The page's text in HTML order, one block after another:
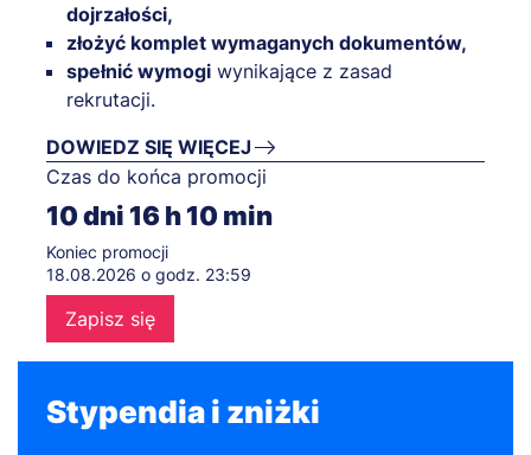
dojrzałości,
złożyć komplet wymaganych dokumentów,
spełnić wymogi wynikające z zasad
rekrutacji.
DOWIEDZ SIĘ WIĘCEJ
Czas do końca promocji
10dni 16h10 min
Koniec promocji
18.08.2026 o godz. 23:59
Zapisz się
Stypendia i zniżki